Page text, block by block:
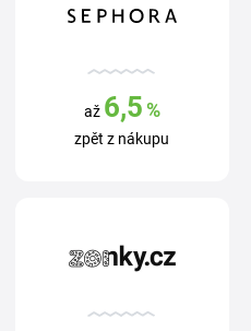
až 6,5%
zpět z nákupu